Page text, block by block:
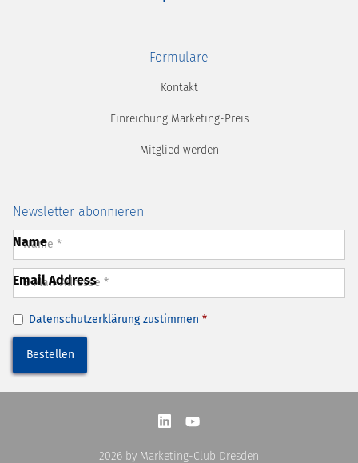
Formulare
Kontakt
Einreichung Marketing-Preis
Mitglied werden
Newsletter abonnieren
Name
Email Address
Datenschutzerklärungzustimmen *
2026 by Marketing-Club Dresden